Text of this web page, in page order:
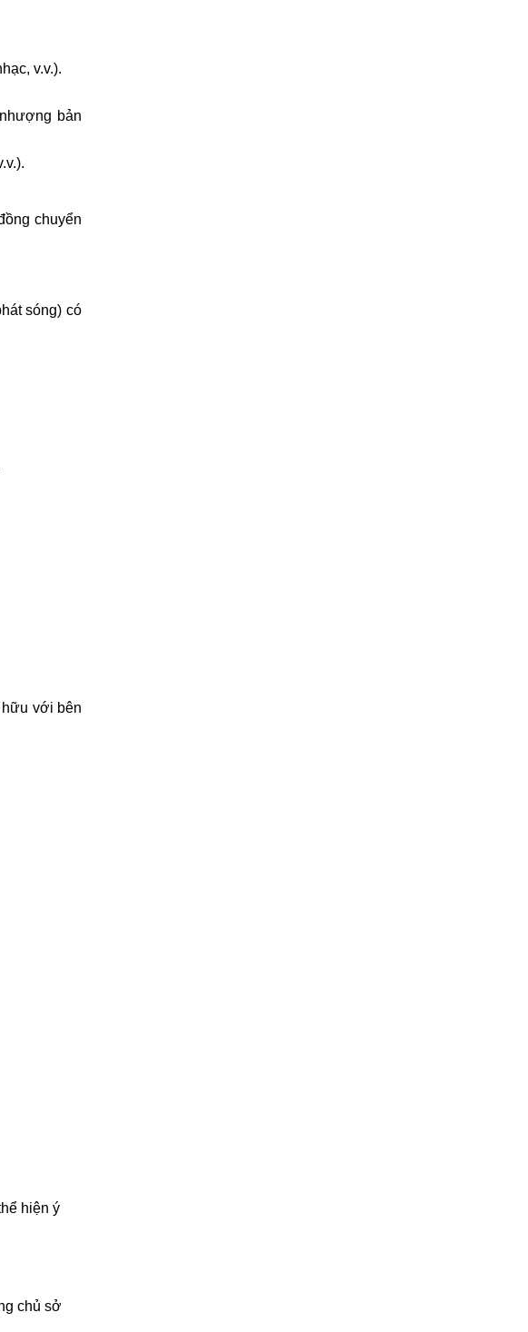
v.v.).
bản
chuyển
sóng) có
với bên
hiện ý
chủ sở